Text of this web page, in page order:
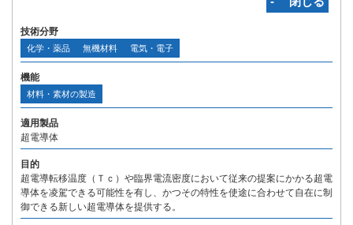
技術分野
化学・薬品 無機材料 電気・電子
機能
材料・素材の製造
適用製品
超電導体
目的
超電導転移温度（Ｔｃ）や臨界電流密度において従来の提案にかかる超電
導体を凌駕できる可能性を有し、かつその特性を使途に合わせて自在に制
御できる新しい超電導体を提供する。